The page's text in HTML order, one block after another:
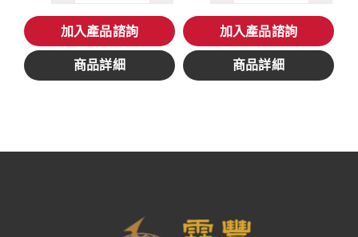
加入產品諮詢
商品詳細
加入產品諮詢
商品詳細